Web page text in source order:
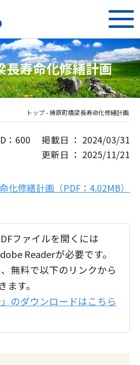
長寿命化修繕計画
トップ-梼原町橋梁長寿命化修繕計画
：600 掲載日 ： 2024/03/31
更新日 ： 2025/11/21
化修繕計画（PDF：4.02MB）
ファイルを開くには
Readerが必要です。
無料で以下のリンクから
す。
」のダウンロードはこちら